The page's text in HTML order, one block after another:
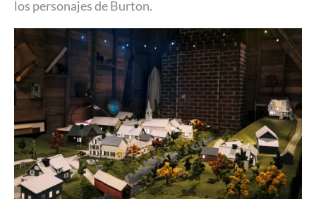
los personajes de Burton.